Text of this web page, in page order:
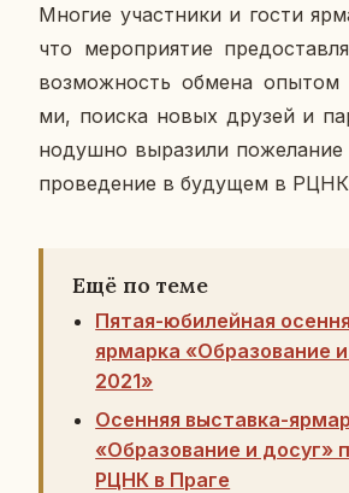
Многие участ­ни­ки и гости
что ме­ро­при­я­тие
воз­мож­ность обмена
ми, поиска новых друзей и
но­душ­но вы­ра­зи­ли
про­ве­де­ние в бу­ду­щем в
Ещё по теме
Пятая-юбилейная
ярмарка «Образование
2021»
Осенняя выставка-
«Образование и досуг»
РЦНК в Праге